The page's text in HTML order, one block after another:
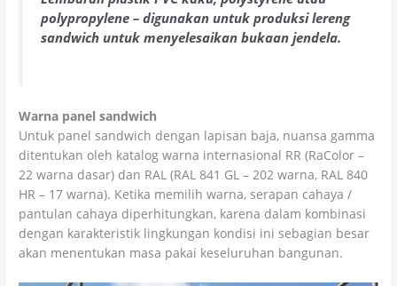
polypropylene – digunakan untuk produksi lereng
sandwich untuk menyelesaikan bukaan jendela.
Warna panel sandwich
Untuk panel sandwich dengan lapisan baja, nuansa gamma
ditentukan oleh katalog warna internasional RR (RaColor –
22 warna dasar) dan RAL (RAL 841 GL – 202 warna, RAL 840
HR – 17 warna). Ketika memilih warna, serapan cahaya /
pantulan cahaya diperhitungkan, karena dalam kombinasi
dengan karakteristik lingkungan kondisi ini sebagian besar
akan menentukan masa pakai keseluruhan bangunan.